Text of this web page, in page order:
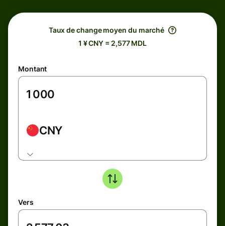
Taux de change moyen du marché
1 ¥ CNY = 2,577 MDL
Montant
CNY
Vers